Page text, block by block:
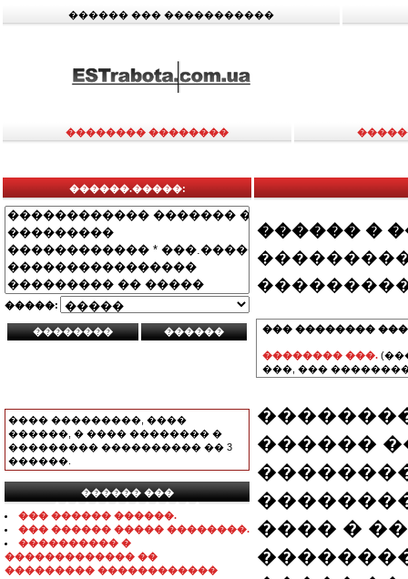
������ ��� �����������
�������� ��������
������.�����:
�����:
���� ���������, ����
������, � ���� �������� �
��������� ���������� �� 3
������.
������ ���
���������������
��� ������ ������.
��� ������ ����� ��������.
���������� �
������������� ��
��������� ������������
������ �
��� ��������
�������� ���.
���, ���
������
���� �